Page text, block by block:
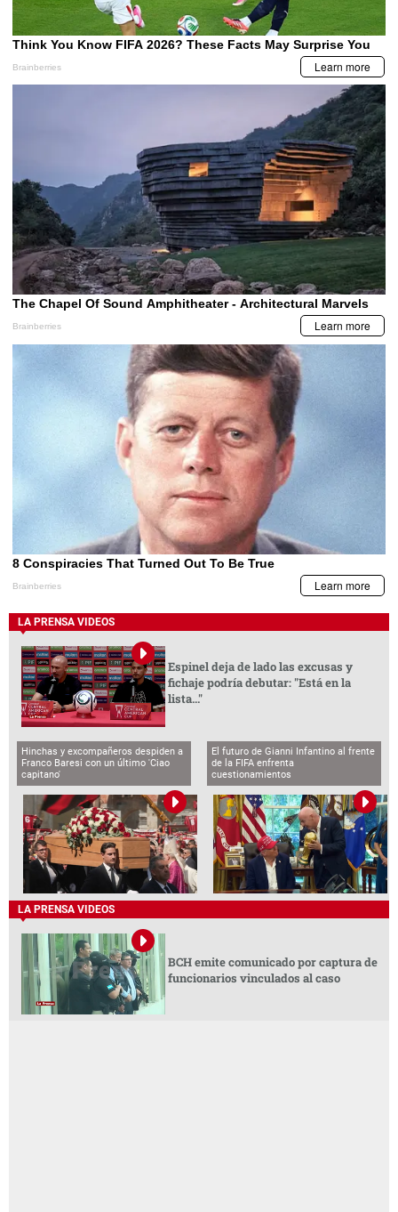
LA PRENSA VIDEOS
Espinel deja de lado las excusas y
fichaje podría debutar: "Está en la
lista..."
Hinchas y excompañeros despiden a
Franco Baresi con un último 'Ciao
capitano'
El futuro de Gianni Infantino al frente
de la FIFA enfrenta
cuestionamientos
LA PRENSA VIDEOS
BCH emite comunicado por captura de
funcionarios vinculados al caso